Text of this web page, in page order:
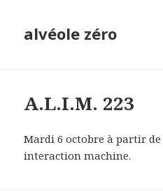
alvéole zéro
A.L.I.M. 223
Mardi 6 octobre à partir
interaction machine.